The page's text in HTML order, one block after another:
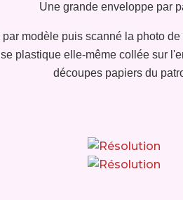
Une grande enveloppe par
modèle puis scanné la photo
plastique elle-même collée sur
découpes papiers du